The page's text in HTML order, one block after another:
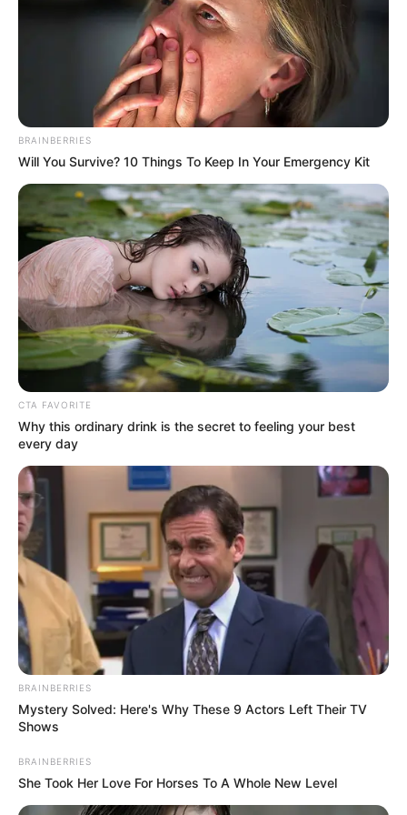
Sutradara: Naya Anindita
Produser: Nurita Anandia W.
Penulis Naskah: Indriani Agustina, Yemima Krisantina, nurita
Anandia, Naya Anindita
Rumah Produksi: Visinema Picture, Dynamic Picture,
Spacetoon Films
Channel TV: –
Jadwal Tayang: 5 Desember 2019
(foto: instagram/filmeggnoid)
BRAINBERRIES
Will You Survive? 10 Things To Keep In Your Emergency Kit
CTA FAVORITE
Why this ordinary drink is the secret to feeling your best
every day
BRAINBERRIES
Mystery Solved: Here's Why These 9 Actors Left Their TV
Shows
BRAINBERRIES
She Took Her Love For Horses To A Whole New Level